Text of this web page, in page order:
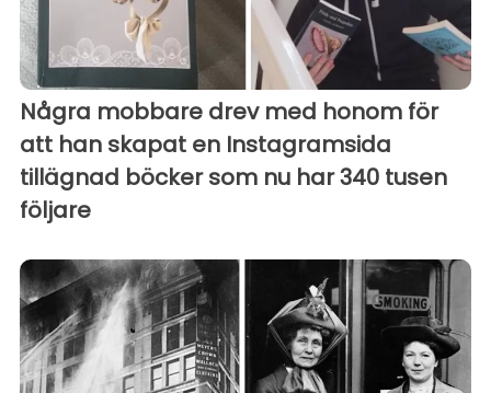
Några mobbare drev med honom för
att han skapat en Instagramsida
tillägnad böcker som nu har 340 tusen
följare